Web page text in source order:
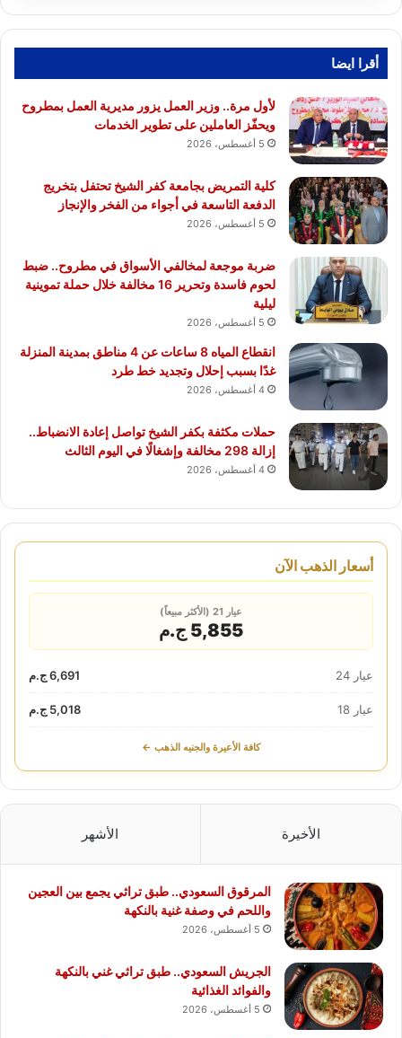
أقرا ايضا
لأول مرة.. وزير العمل يزور مديرية العمل بمطروح
ويحفّز العاملين على تطوير الخدمات
5 أغسطس، 2026
كلية التمريض بجامعة كفر الشيخ تحتفل بتخريج
الدفعة التاسعة في أجواء من الفخر والإنجاز
5 أغسطس، 2026
ضربة موجعة لمخالفي الأسواق في مطروح.. ضبط
لحوم فاسدة وتحرير 16 مخالفة خلال حملة تموينية
ليلية
5 أغسطس، 2026
انقطاع المياه 8 ساعات عن 4 مناطق بمدينة المنزلة
غدًا بسبب إحلال وتجديد خط طرد
4 أغسطس، 2026
حملات مكثفة بكفر الشيخ تواصل إعادة الانضباط..
إزالة 298 مخالفة وإشغالًا في اليوم الثالث
4 أغسطس، 2026
أسعار الذهب الآن
عيار 21 (الأكثر مبيعاً)
5,855 ج.م
عيار 24 6,691 ج.م
عيار 18 5,018 ج.م
كافة الأعيرة والجنيه الذهب ←
الأخيرة الأشهر
المرقوق السعودي.. طبق تراثي يجمع بين العجين
واللحم في وصفة غنية بالنكهة
5 أغسطس، 2026
الجريش السعودي.. طبق تراثي غني بالنكهة
والفوائد الغذائية
5 أغسطس، 2026